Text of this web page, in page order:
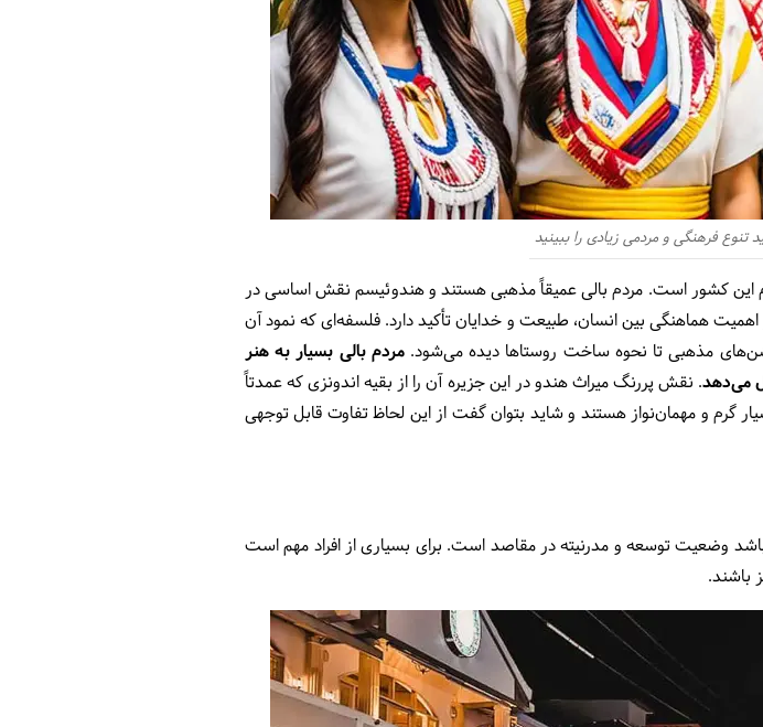
تنوع فرهنگی و مردمی زیادی را ببینید
این کشور است. مردم بالی عمیقاً مذهبی هستند و هندوئیسم نقش اساسی در
هماهنگی بین انسان، طبیعت و خدایان تأکید دارد. فلسفه‌ای که نمود آن
مذهبی تا نحوه ساخت روستاها دیده می‌شود.مردم بالی بسیار به هنر
می‌دهد. نقش پررنگ میراث هندو در این جزیره آن را از بقیه اندونزی که عمدتاً
گرم و مهمان‌نواز هستند و شاید بتوان گفت از این لحاظ تفاوت قابل توجهی
وضعیت توسعه و مدرنیته در مقاصد است. برای بسیاری از افراد مهم است
باشند.